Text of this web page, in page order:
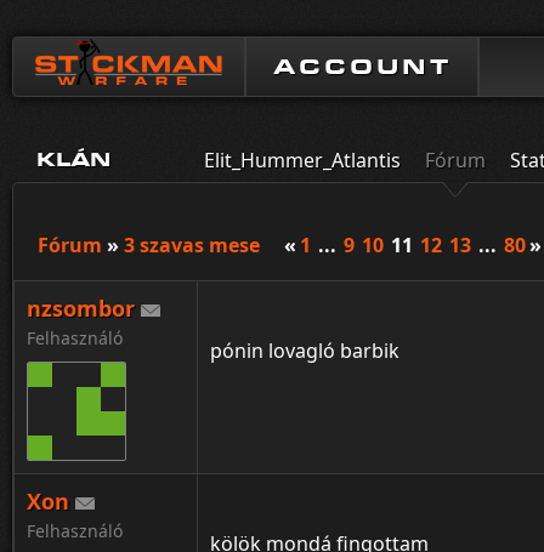
ACCOUNT
KLÁN Elit_Hummer_Atlantis Fórum
Fórum » 3 szavas mese « 1 ... 9 10 11 12 13 ... 80»
nzsombor
Felhasználó pónin lovagló barbik
Xon
Felhasználó kölök mondá fingottam